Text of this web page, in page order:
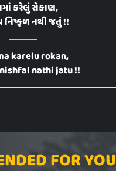
કરેલું રોકાણ,
નિષ્ફળ નથી જતું !!
karelu rokan,
nathi jatu !!
FOR YOU